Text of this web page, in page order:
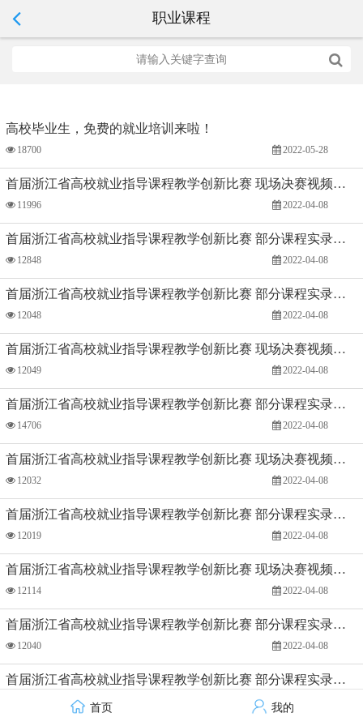
职业课程
高校毕业生，免费的就业培训来啦！
18700 2022-05-28
首届浙江省高校就业指导课程教学创新比赛 现场决赛视频：浙江农林大学 黄萍
11996 2022-04-08
首届浙江省高校就业指导课程教学创新比赛 部分课程实录视频：《大学生就业指导·上》浙江农林大学 黄萍
12848 2022-04-08
首届浙江省高校就业指导课程教学创新比赛 部分课程实录视频：《大学生就业指导·下》浙江农林大学 黄萍
12048 2022-04-08
首届浙江省高校就业指导课程教学创新比赛 现场决赛视频：浙江工商大学 杨月燕
12049 2022-04-08
首届浙江省高校就业指导课程教学创新比赛 部分课程实录视频：《大学生就业指导课程-疫情下的求职意识唤醒》浙江工商大学 杨月燕
14706 2022-04-08
首届浙江省高校就业指导课程教学创新比赛 现场决赛视频：浙江越秀外国语学院 李国英
12032 2022-04-08
首届浙江省高校就业指导课程教学创新比赛 部分课程实录视频：《大学生职业发展与就业指导课程》浙江越秀外国语学院 李国英
12019 2022-04-08
首届浙江省高校就业指导课程教学创新比赛 现场决赛视频：杭州电子科技大学 叶琛琰
12114 2022-04-08
首届浙江省高校就业指导课程教学创新比赛 部分课程实录视频：《大学生职业发展与就业指导-求职前准备·上》杭州电子科技大学 叶琛琰
12040 2022-04-08
首届浙江省高校就业指导课程教学创新比赛 部分课程实录视频：《大学生职业发展与就业指导-求职前准备·下》杭州电子科技大学 叶琛琰
2022-04-08
首页 我的